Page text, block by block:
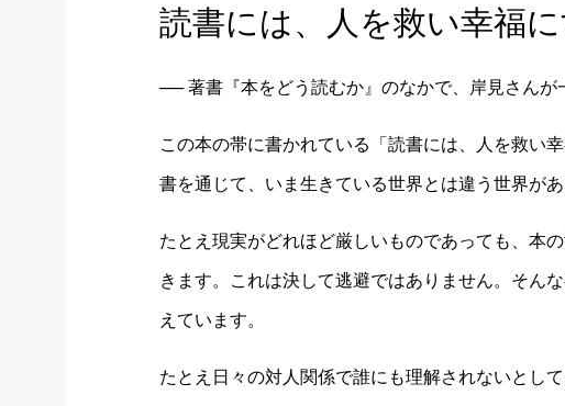
読書には、人を救い幸福
── 著書『本をどう読むか』のなかで、岸見さんが
この本の帯に書かれている「読書には、人を救い
書を通じて、いま生きている世界とは違う世界が
たとえ現実がどれほど厳しいものであっても、本
きます。これは決して逃避ではありません。そん
えています。
たとえ日々の対人関係で誰にも理解されないとし